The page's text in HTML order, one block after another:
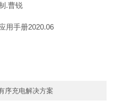
.曹锐
用手册2020.06
序充电解决方案